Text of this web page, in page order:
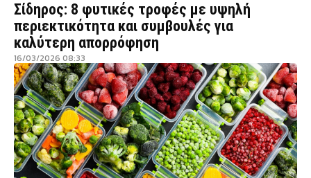
Σίδηρος: 8 φυτικές τροφές με υψηλή
περιεκτικότητα και συμβουλές για
καλύτερη απορρόφηση
16/03/2026 08:33